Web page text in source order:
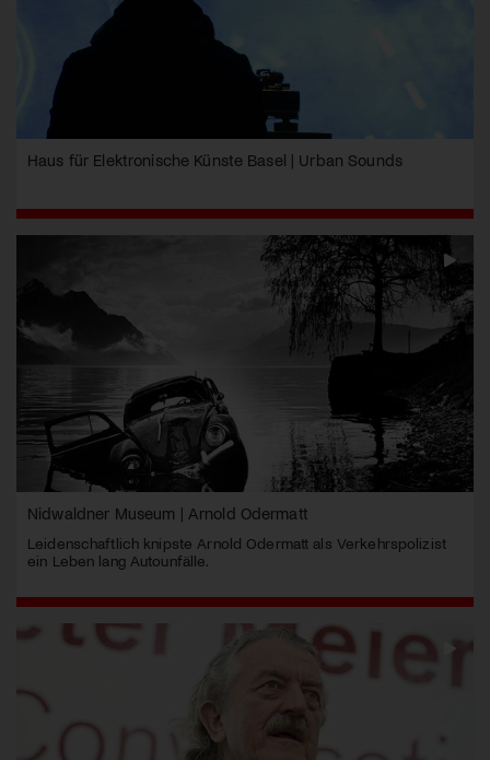
Haus für Elektronische Künste Basel | Urban Sounds
Nidwaldner Museum | Arnold Odermatt
Leidenschaftlich knipste Arnold Odermatt als Verkehrspolizist
ein Leben lang Autounfälle.